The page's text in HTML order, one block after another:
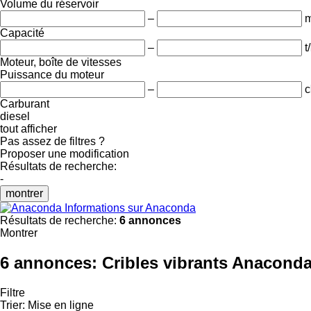
Volume du réservoir
–
Capacité
–
Moteur, boîte de vitesses
Puissance du moteur
–
Carburant
diesel
tout afficher
Pas assez de filtres ?
Proposer une modification
Résultats de recherche:
-
montrer
Informations sur Anaconda
Résultats de recherche: 6 annonces
Montrer
6 annonces: Cribles vibrants
Filtre
Trier: Mise en ligne